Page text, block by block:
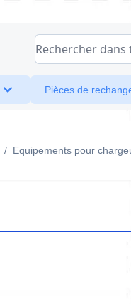
Rechercher dans
Pièces de
/ Equipements pour